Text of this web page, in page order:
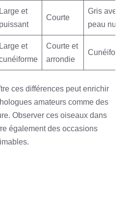
Large et
puissant
Courte
Gris avec
peau nue
Large et
Courte et
arrondie
Cunéiforme
ces différences peut enrichir
amateurs comme des
Observer ces oiseaux dans
également des occasions